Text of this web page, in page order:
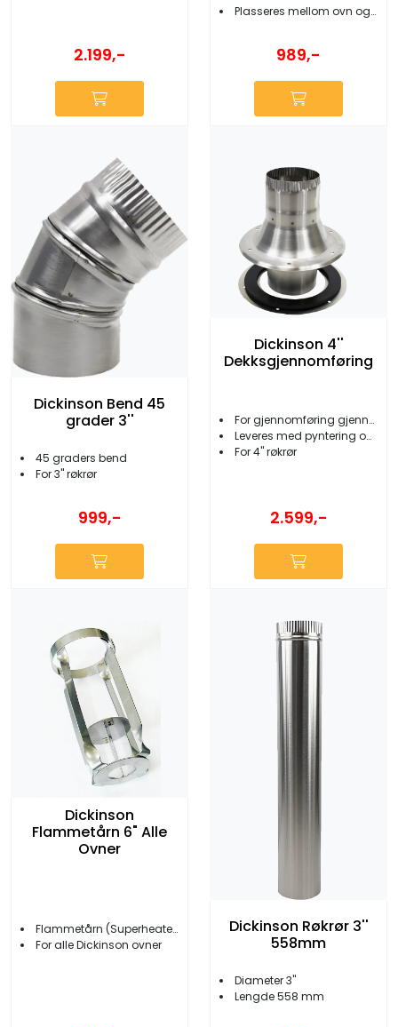
2.199,-
Plasseres mellom ovn og vegg
989,-
Dickinson Bend 45
grader 3''
45 graders bend
For 3'' røkrør
999,-
Dickinson 4''
Dekksgjennomføring
For gjennomføring gjennom dekk/tak
Leveres med pyntering og pakning
For 4'' røkrør
2.599,-
Dickinson
Flammetårn 6" Alle
Ovner
Flammetårn (Superheater)
For alle Dickinson ovner
Dickinson Røkrør 3''
558mm
Diameter 3''
Lengde 558 mm